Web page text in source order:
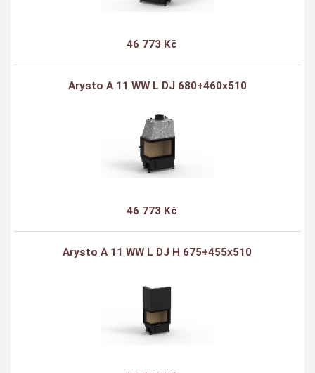
46 773 Kč
Arysto A 11 WW L DJ 680+460x510
46 773 Kč
Arysto A 11 WW L DJ H 675+455x510